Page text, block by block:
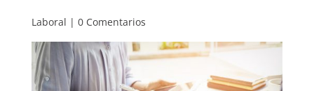
Laboral | 0 Comentarios